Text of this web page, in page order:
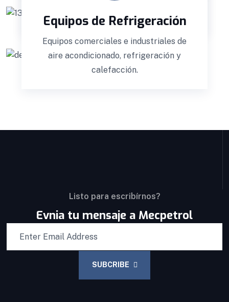
contamos con Retroexcavadoras.
Equipos de Refrigeración
Equipos comerciales e industriales de
aire acondicionado, refrigeración y
calefacción.
Listo para escribírnos?
Evnia tu mensaje a Mecpetrol
SUBCRIBE